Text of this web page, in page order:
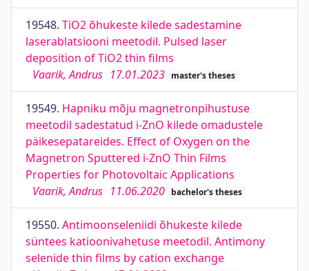
19548. TiO2 õhukeste kilede sadestamine
laserablatsiooni meetodil. Pulsed laser
deposition of TiO2 thin films
Vaarik, Andrus 17.01.2023 master's theses
19549. Hapniku mõju magnetronpihustuse
meetodil sadestatud i-ZnO kilede omadustele
päikesepatareides. Effect of Oxygen on the
Magnetron Sputtered i-ZnO Thin Films
Properties for Photovoltaic Applications
Vaarik, Andrus 11.06.2020 bachelor's theses
19550. Antimoonseleniidi õhukeste kilede
süntees katioonivahetuse meetodil. Antimony
selenide thin films by cation exchange